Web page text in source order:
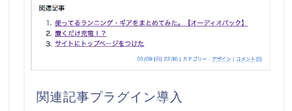
関連記事プラグイン導入